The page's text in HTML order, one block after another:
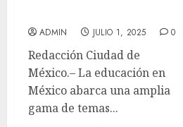
ADMIN JULIO 1, 2025 0
Redacción Ciudad de
México.– La educación en
México abarca una amplia
gama de temas...